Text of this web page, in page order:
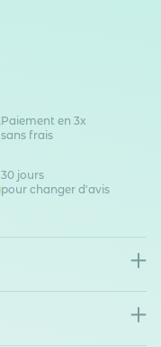
Paiement en 3x
sans frais
30 jours
pour changer d'avis